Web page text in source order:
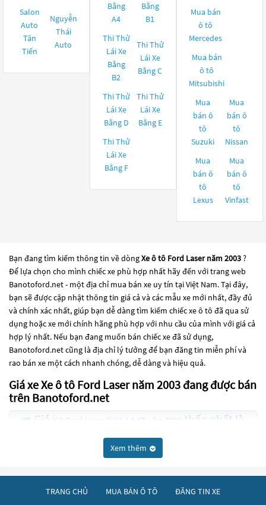
Salon
Auto
Tân
Tiến
Nguyễn
Thái
Auto
Bằng
A4
Bằng
B1
Thi Thử
Lái Xe
Bằng
B2
Thi Thử
Lái Xe
Bằng C
Thi Thử
Lái Xe
Bằng D
Thi Thử
Lái Xe
Bằng E
Thi Thử
Lái Xe
Bằng F
Mua bán
ô tô
Mercedes
Mua bán
ô tô
Mitsubishi
Mua
bán ô
tô
Suzuki
Mua
bán ô
tô
Nissan
Mua
bán ô
tô
Lexus
Mua
bán ô
tô
Vinfast
Bạn đang tìm kiếm thông tin về dòngXe ô tô Ford Laser năm 2003?
Để lựa chọn cho mình chiếc xe phù hợp nhất hãy đến với trang web
Banotoford.net - một địa chỉ mua bán xe uy tín tại Việt Nam. Tại đây,
bạn sẽ được cập nhật thông tin giá cả và các mẫu xe mới nhất, đầy đủ
và chính xác nhất, giúp bạn dễ dàng tìm kiếm chiếc xe ô tô đã qua sử
dụng hoặc xe mới chính hãng phù hợp với nhu cầu của mình với giá cả
hợp lý nhất. Nếu bạn đang muốn bán chiếc xe đã sử dụng,
Banotoford.net cũng là địa chỉ lý tưởng để bạn đăng tin miễn phí và
rao bán xe một cách nhanh chóng, dễ dàng và hiệu quả.
Giá xe Xe ô tô Ford Laser năm 2003 đang được bán
trên Banotoford.net
Giá xe Ford Laser GHIA 1.8 AT năm 2003 thấp nhất là
Xe ô tô Ford Laser năm 2003
đang trở thành một lựa chọn
thành sự lựa chọn phổ biến. Các dòngXe ô tô Ford Laser năm 2003
Xem thêm
TRANG CHỦ MUA BÁN Ô TÔ ĐĂNG TIN XE